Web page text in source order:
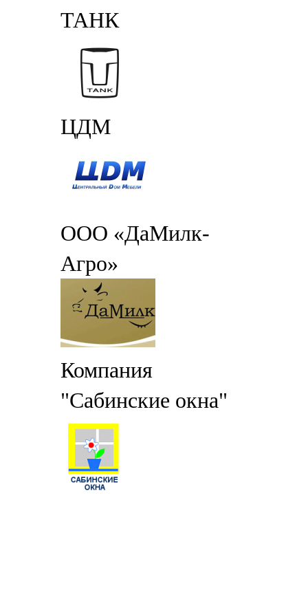
ТАНК
ЦДМ
ООО «ДаМилк-
Агро»
Компания
"Сабинские окна"